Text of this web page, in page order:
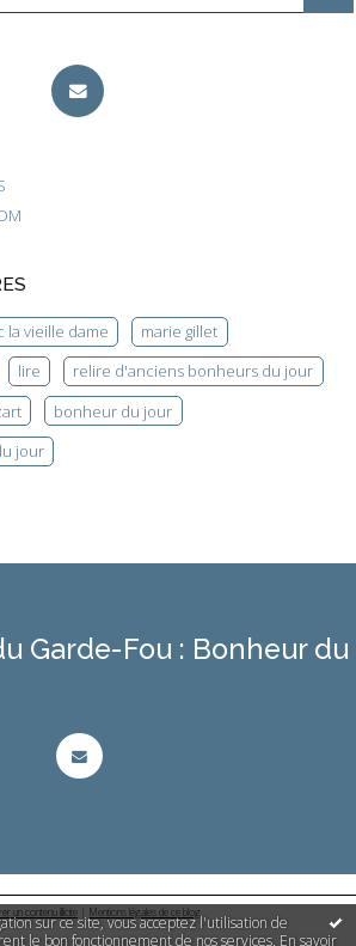
sur ce site, vous acceptez l'utilisation de
le bon fonctionnement de nos services. En savoir
la vieille dame
marie gillet
lire
relire d'anciens bonheurs du jour
bonheur du jour
jour
Garde-Fou : Bonheur du
un contenu illicite | Mentions légales de ce blog